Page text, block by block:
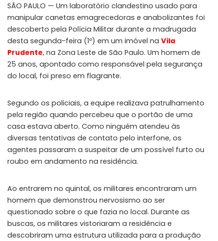
SÃO PAULO — Um laboratório clandestino usado para
manipular canetas emagrecedoras e anabolizantes foi
descoberto pela Polícia Militar durante a madrugada
desta segunda-feira (1º) em um imóvel na Vila
Prudente, na Zona Leste de São Paulo. Um homem de
25 anos, apontado como responsável pela segurança
do local, foi preso em flagrante.
Segundo os policiais, a equipe realizava patrulhamento
pela região quando percebeu que o portão de uma
casa estava aberto. Como ninguém atendeu às
diversas tentativas de contato pelo interfone, os
agentes passaram a suspeitar de um possível furto ou
roubo em andamento na residência.
Ao entrarem no quintal, os militares encontraram um
homem que demonstrou nervosismo ao ser
questionado sobre o que fazia no local. Durante as
buscas, os militares vistoriaram a residência e
descobriram uma estrutura utilizada para a produção